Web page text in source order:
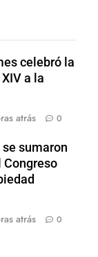
celebró la
a la
atrás 0
sumaron
Congreso
atrás 0